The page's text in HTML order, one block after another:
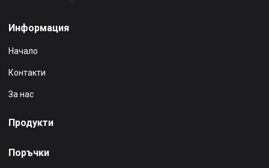
Информация
Начало
Контакти
За нас
Продукти
Поръчки